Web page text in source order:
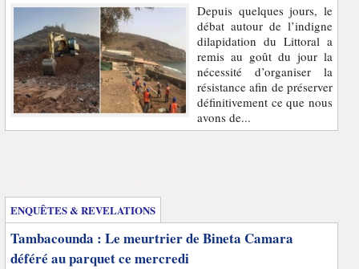
Depuis quelques jours, le
débat autour de l’indigne
dilapidation du Littoral a
remis au goût du jour la
nécessité d’organiser la
résistance afin de préserver
définitivement ce que nous
avons de...
ENQUÊTES & REVELATIONS
Tambacounda : Le meurtrier de Bineta Camara
déféré au parquet ce mercredi